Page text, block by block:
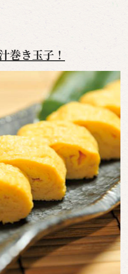
巻き玉子！